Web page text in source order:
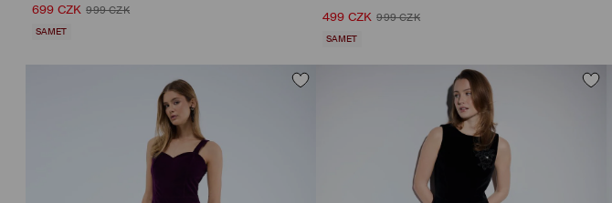
699 CZK 999 CZK
SAMET
499 CZK 999 CZK
SAMET